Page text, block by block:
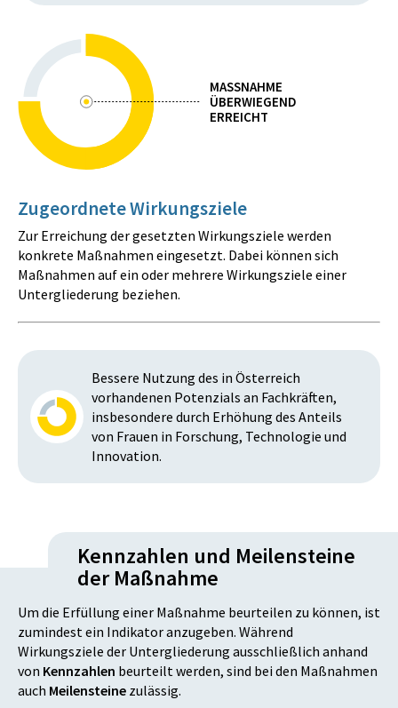
MASSNAHME
ÜBERWIEGEND
ERREICHT
Zugeordnete Wirkungsziele
Zur Erreichung der gesetzten Wirkungsziele werden
konkrete Maßnahmen eingesetzt. Dabei können sich
Maßnahmen auf ein oder mehrere Wirkungsziele einer
Untergliederung beziehen.
Bessere Nutzung des in Österreich
vorhandenen Potenzials an Fachkräften,
insbesondere durch Erhöhung des Anteils
von Frauen in Forschung, Technologie und
Innovation.
Kennzahlen und Meilensteine
der Maßnahme
Um die Erfüllung einer Maßnahme beurteilen zu können, ist
zumindest ein Indikator anzugeben. Während
Wirkungsziele der Untergliederung ausschließlich anhand
von Kennzahlen beurteilt werden, sind bei den Maßnahmen
auch Meilensteine zulässig.